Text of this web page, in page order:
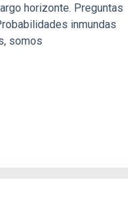
horizonte. Preguntas
inmundas
somos